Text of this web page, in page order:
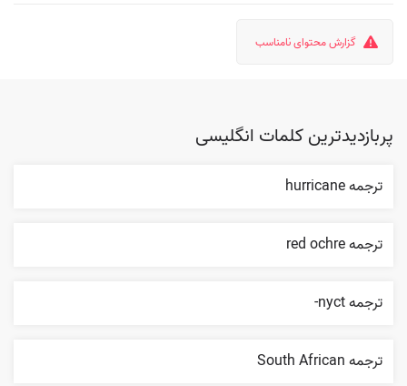
گزارش محتوای نامناسب
پربازدیدترین کلمات انگلیسی
ترجمه hurricane
ترجمه red ochre
ترجمه nyct-
ترجمه South African